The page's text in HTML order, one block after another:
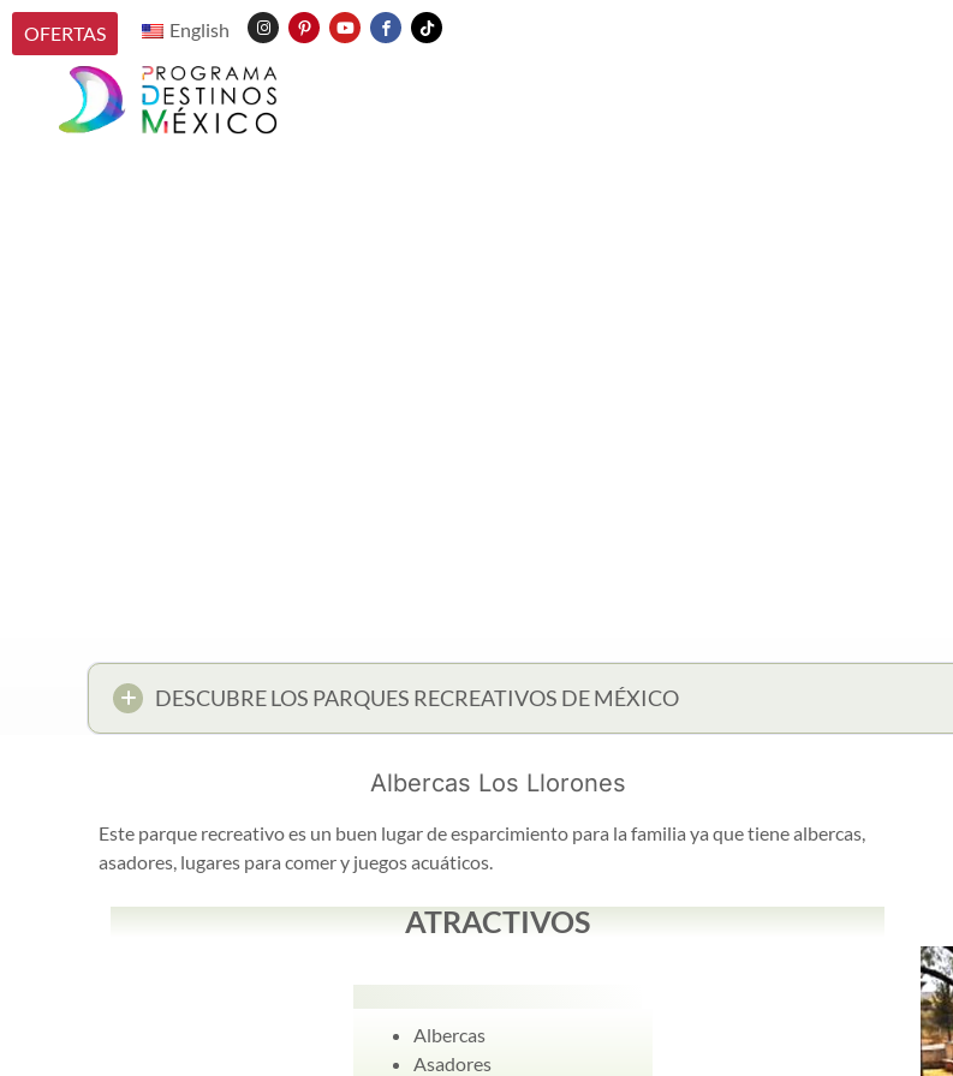
OFERTAS English
DESCUBRE LOS PARQUES RECREATIVOS DE MÉXICO
Albercas Los Llorones
Este parque recreativo es un buen lugar de esparcimiento para la familia ya que tiene albercas,
asadores, lugares para comer y juegos acuáticos.
ATRACTIVOS
Albercas
Asadores